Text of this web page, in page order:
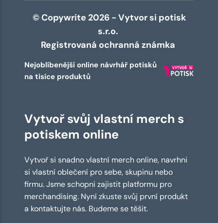
© Copywrite 2026 - Vytvor si potisk
s.r.o.
Registrovaná ochranná známka
Nejoblíbenější online návrhář potisků
na tisíce produktů
Vytvoř svůj vlastní merch s
potiskem online
Vytvoř si snadno vlastní merch online, navrhni
si vlastní oblečení pro sebe, skupinu nebo
firmu. Jsme schopni zajistit platformu pro
merchandising. Nyní zkuste svůj první produkt
a kontaktujte nás. Budeme se těšit.